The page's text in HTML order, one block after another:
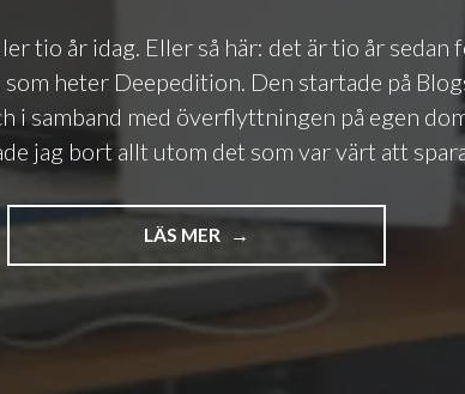
tio år idag. Eller så här: det är tio år sedan
heter Deepedition. Den startade på
i samband med överflyttningen på egen
jag bort allt utom det som var värt att
LÄS MER
"DEEPEDITION
10
BLOGG